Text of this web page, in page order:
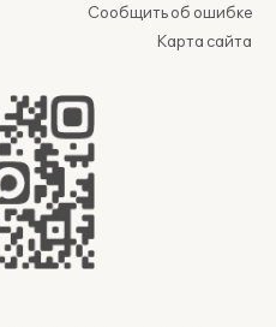
Сообщить об ошибке
Карта сайта